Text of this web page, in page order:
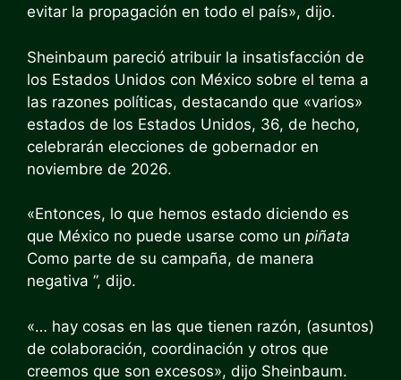
evitar la propagación en todo el país», dijo.
Sheinbaum pareció atribuir la insatisfacción de
los Estados Unidos con México sobre el tema a
las razones políticas, destacando que «varios»
estados de los Estados Unidos, 36, de hecho,
celebrarán elecciones de gobernador en
noviembre de 2026.
«Entonces, lo que hemos estado diciendo es
que México no puede usarse como un piñata
Como parte de su campaña, de manera
negativa ”, dijo.
«… hay cosas en las que tienen razón, (asuntos)
de colaboración, coordinación y otros que
creemos que son excesos», dijo Sheinbaum.